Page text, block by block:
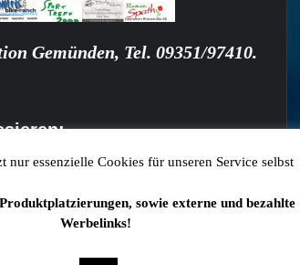
Gemünden, Tel. 09351/97410.
der Kulturhalle Grafenrheinfeld haben 37.248
Bei der offiziellen
den Erlös an Vertreter der
nur essenzielle Cookies für unseren Service selbst
sowie externe und bezahlte
Werbelinks!